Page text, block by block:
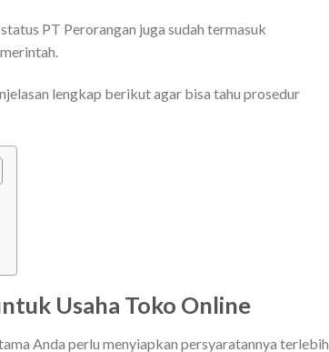
PT Perorangan juga sudah termasuk
lengkap berikut agar bisa tahu prosedur
Usaha Toko Online
Anda perlu menyiapkan persyaratannya terlebih